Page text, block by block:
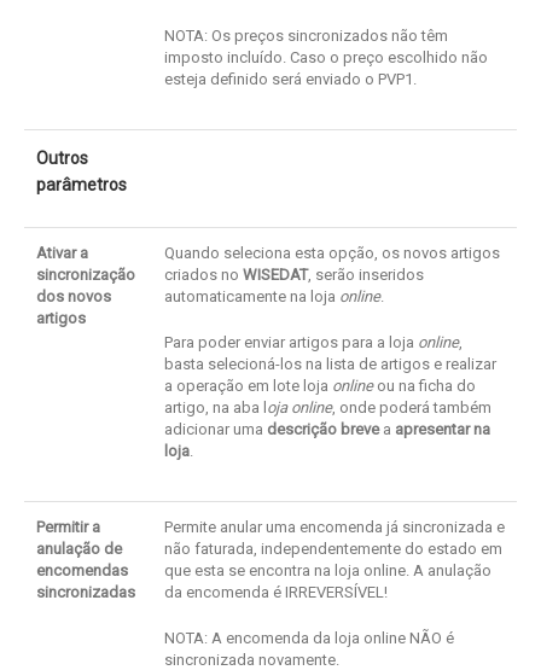
NOTA: Os preços sincronizados não têm
imposto incluído. Caso o preço escolhido não
esteja definido será enviado o PVP1.
Outros
parâmetros
Ativar a
sincronização
dos novos
artigos
Quando seleciona esta opção, os novos artigos
criados no WISEDAT, serão inseridos
automaticamente na loja online.
Para poder enviar artigos para a loja online,
basta selecioná-los na lista de artigos e realizar
a operação em lote loja onlineou na ficha do
artigo, na aba l oja online, onde poderá também
adicionar uma descrição brevea apresentar na
loja.
Permitir a
anulação de
encomendas
sincronizadas
Permite anular uma encomenda já sincronizada e
não faturada, independentemente do estado em
que esta se encontra na loja online. A anulação
da encomenda é IRREVERSÍVEL!
NOTA: A encomenda da loja online NÃO é
sincronizada novamente.